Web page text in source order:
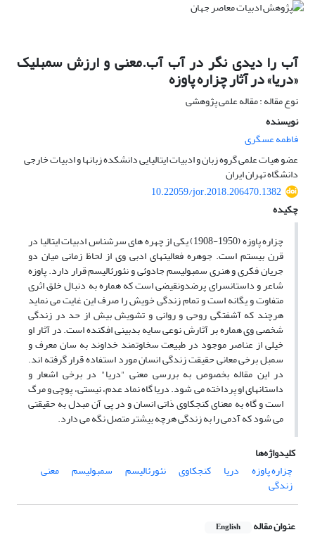
آب را دیدی نگر در آب آب.معنی و ارزش سمبلیک
«دریا» در آثار چزاره پاوزه
نوع مقاله : مقاله علمی پژوهشی
نویسنده
فاطمه عسگری
عضو هیات علمی گروه زبان و ادبیات ایتالیایی دانشکده زبانها و ادبیات خارجی
دانشگاه تهران ایران
10.22059/jor.2018.206470.1382
چکیده
چزاره پاوزه (1950-1908) یکی از چهره های سرشناس ادبیات ایتالیا در
قرن بیستم است. جوهره فعالیتهای ادبی وی از لحاظ زمانی میان دو
جریان فکری و هنری سمبولیسم جادوئی و نئورئالیسم قرار دارد. پاوزه
شاعر و داستانسرای پرضدونقیضی است که هماره به دنبال خلق اثری
متفاوت و یگانه است و تمام زندگی خویش را صرف این غایت می نماید
هرچند که آشفتگی روحی و روانی و تشویش بیش از حد در زندگی
شخصی وی هماره بر آثارش نوعی سایه بدبینی افکنده است. در آثار او
خیلی از عناصر موجود در طبیعت سخاوتمند خداوند به سان معرف و
سمبل برخی معانی حقیقت زندگی انسان مورد استفاده قرار گرفته اند.
در این مقاله بخصوص به بررسی معنی "دریا" در برخی اشعار و
داستانهای او پرداخته می شود. دریا گاه نماد عدم، نیستی، پوچی و مرگ
است و گاه به معنای کنجکاوی ذاتی انسان و در پی آن مبدل به حقیقتی
می شود که آدمی را به زندگی هرچه بیشتر متصل نگه می دارد.
کلیدواژه‌ها
چزاره پاوزه
دریا کنجکاوی نئورئالیسم سمبولیسم معنی
زندگی
عنوان مقاله English